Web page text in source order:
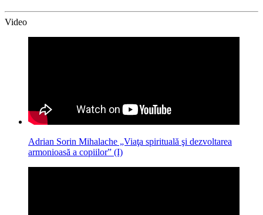
Video
Adrian Sorin Mihalache „Viaţa spirituală şi dezvoltarea
armonioasă a copiilor” (I)